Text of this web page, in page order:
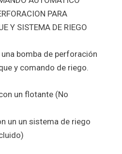
PARA
Y SISTEMA DE RIEGO
bomba de perforación
y comando de riego.
un flotante (No
un un sistema de riego